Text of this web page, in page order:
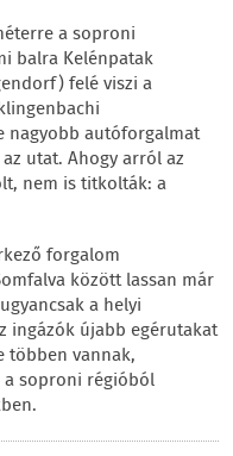
a soproni
balra Kelénpatak
felé viszi a
nagyobb autóforgalmat
utat. Ahogy arról az
nem is titkolták: a
forgalom
között lassan már
a helyi
ingázók újabb egérutakat
többen vannak,
a soproni régióból